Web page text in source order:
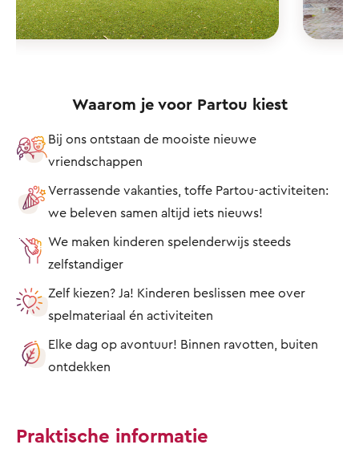
Waarom je voor Partou kiest
Bij ons ontstaan de mooiste nieuwe
vriendschappen
Verrassende vakanties, toffe Partou-activiteiten:
we beleven samen altijd iets nieuws!
We maken kinderen spelenderwijs steeds
zelfstandiger
Zelf kiezen? Ja! Kinderen beslissen mee over
spelmateriaal én activiteiten
Elke dag op avontuur! Binnen ravotten, buiten
ontdekken
Praktische informatie